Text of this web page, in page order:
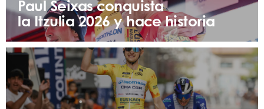
Paul Seixas conquista
la Itzulia 2026 y hace historia